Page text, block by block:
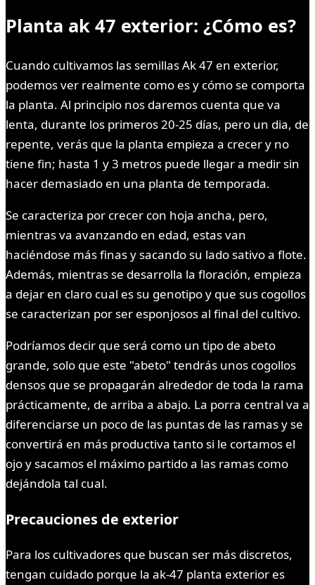
Planta ak 47 exterior: ¿Cómo es?
Cuando cultivamos las semillas Ak 47 en exterior,
podemos ver realmente como es y cómo se comporta
la planta. Al principio nos daremos cuenta que va
lenta, durante los primeros 20-25 días, pero un dia, de
repente, verás que la planta empieza a crecer y no
tiene fin; hasta 1 y 3 metros puede llegar a medir sin
hacer demasiado en una planta de temporada.
Se caracteriza por crecer con hoja ancha, pero,
mientras va avanzando en edad, estas van
haciéndose más finas y sacando su lado sativo a flote.
Además, mientras se desarrolla la floración, empieza
a dejar en claro cual es su genotipo y que sus cogollos
se caracterizan por ser esponjosos al final del cultivo.
Podríamos decir que será como un tipo de abeto
grande, solo que este "abeto" tendrás unos cogollos
densos que se propagarán alrededor de toda la rama
prácticamente, de arriba a abajo. La porra central va a
diferenciarse un poco de las puntas de las ramas y se
convertirá en más productiva tanto si le cortamos el
ojo y sacamos el máximo partido a las ramas como
dejándola tal cual.
Precauciones de exterior
Para los cultivadores que buscan ser más discretos,
tengan cuidado porque la ak-47 planta exterior es